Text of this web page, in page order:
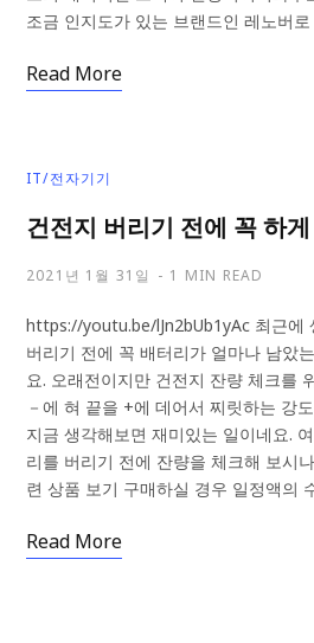
조금 인지도가 있는 브랜드인 레노버
Read More
IT/전자기기
건전지 버리기 전에 꼭 하
2021년 1월 31일 1 MIN READ
https://youtu.be/lJn2bUb1yAc 최근에
버리기 전에 꼭 배터리가 얼마나 남았
요. 오래전이지만 건전지 잔량 체크를
－에 혀 끝을 +에 데어서 찌릿하는 강
지금 생각해보면 재미있는 일이네요.
리를 버리기 전에 잔량을 체크해 보시
련 상품 보기 구매하실 경우 일정액의
Read More